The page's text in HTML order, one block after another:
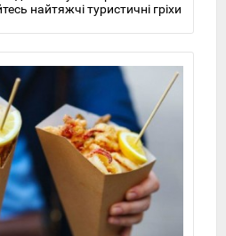
найтяжчі туристичні гріхи